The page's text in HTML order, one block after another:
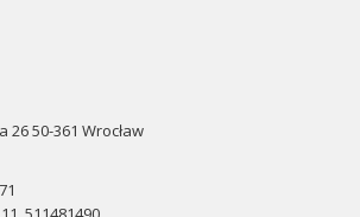
26 50-361 Wrocław